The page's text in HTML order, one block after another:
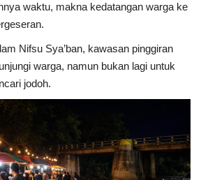
waktu, makna kedatangan warga ke
Nifsu Sya’ban, kawasan pinggiran
warga, namun bukan lagi untuk
jodoh.